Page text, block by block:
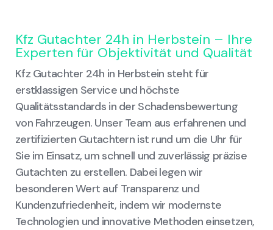
Kfz Gutachter 24h in Herbstein – Ihre
Experten für Objektivität und Qualität
Kfz Gutachter 24h in Herbstein steht für
erstklassigen Service und höchste
Qualitätsstandards in der Schadensbewertung
von Fahrzeugen. Unser Team aus erfahrenen und
zertifizierten Gutachtern ist rund um die Uhr für
Sie im Einsatz, um schnell und zuverlässig präzise
Gutachten zu erstellen. Dabei legen wir
besonderen Wert auf Transparenz und
Kundenzufriedenheit, indem wir modernste
Technologien und innovative Methoden einsetzen,